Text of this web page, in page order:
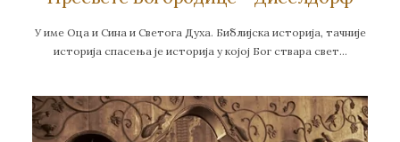
У име Оца и Сина и Светога Духа. Библијска историја, тачније
историја спасења је историја у којој Бог ствара свет…